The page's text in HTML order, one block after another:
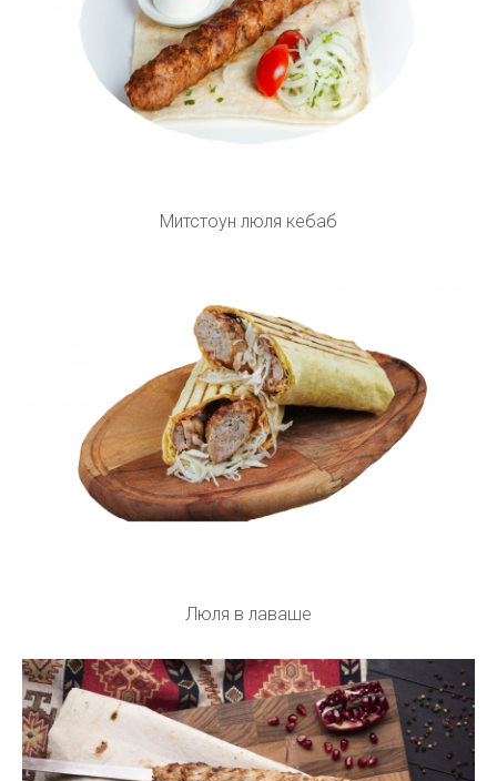
Митстоун люля кебаб
Люля в лаваше